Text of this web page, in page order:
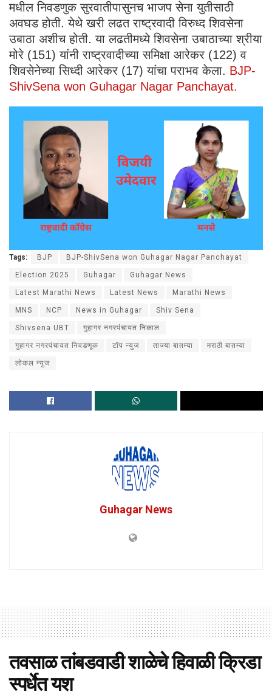
मधील निवडणुक सुरवातीपासुनच भाजप सेना युतीसाठी
अवघड होती. येथे खरी लढत राष्ट्रवादी विरुध्द शिवसेना
उबाठा अशीच होती. या लढतीमध्ये शिवसेना उबाठाच्या श्रीया
मोरे (151) यांनी राष्ट्रवादीच्या समिक्षा आरेकर (122) व
शिवसेनेच्या सिध्दी आरेकर (17) यांचा पराभव केला. BJP-
ShivSena won Guhagar Nagar Panchayat.
Tags: BJP BJP-ShivSena won Guhagar Nagar Panchayat
Election 2025 Guhagar Guhagar News
Latest Marathi News Latest News Marathi News
MNS NCP News in Guhagar Shiv Sena
Shivsena UBT गुहागर नगरपंचायत निकाल
गुहागर नगरपंचायत निवडणूक टॉप न्युज ताज्या बातम्या मराठी बातम्या
लोकल न्युज
Guhagar News
तवसाळ तांबडवाडी शाळेचे हिवाळी क्रिडा
स्पर्धेत यश